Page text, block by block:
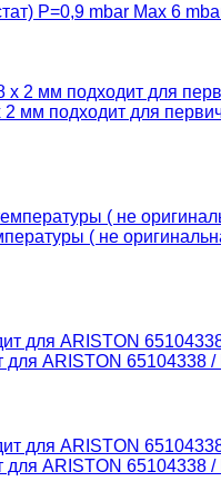
P=0,9 mbar Max 6
2 мм подходит для
( не
для ARISTON
для ARISTON